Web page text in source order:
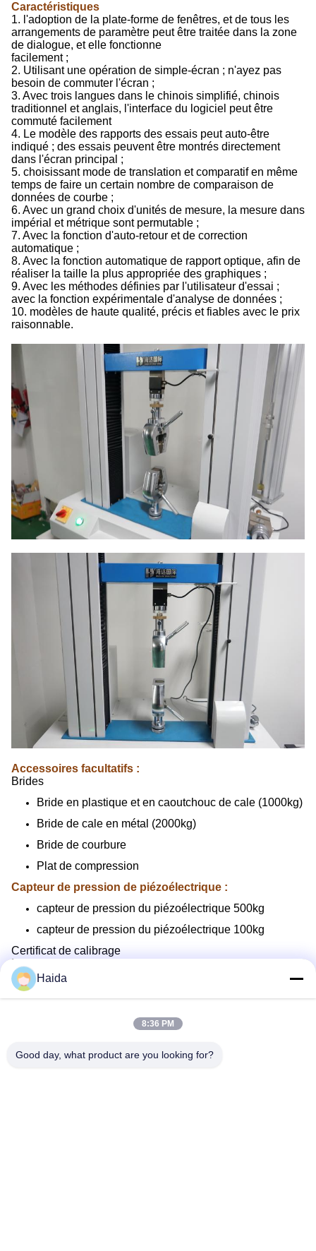
Caractéristiques
1. l'adoption de la plate-forme de fenêtres, et de tous les
arrangements de paramètre peut être traitée dans la zone
de dialogue, et elle fonctionne
facilement ;
2. Utilisant une opération de simple-écran ; n'ayez pas
besoin de commuter l'écran ;
3. Avec trois langues dans le chinois simplifié, chinois
traditionnel et anglais, l'interface du logiciel peut être
commuté facilement
4. Le modèle des rapports des essais peut auto-être
indiqué ; des essais peuvent être montrés directement
dans l'écran principal ;
5. choisissant mode de translation et comparatif en même
temps de faire un certain nombre de comparaison de
données de courbe ;
6. Avec un grand choix d'unités de mesure, la mesure dans
impérial et métrique sont permutable ;
7. Avec la fonction d'auto-retour et de correction
automatique ;
8. Avec la fonction automatique de rapport optique, afin de
réaliser la taille la plus appropriée des graphiques ;
9. Avec les méthodes définies par l'utilisateur d'essai ;
avec la fonction expérimentale d'analyse de données ;
10. modèles de haute qualité, précis et fiables avec le prix
raisonnable.
Accessoires facultatifs :
Brides
Bride en plastique et en caoutchouc de cale (1000kg)
Bride de cale en métal (2000kg)
Bride de courbure
Plat de compression
Capteur de pression de piézoélectrique :
capteur de pression du piézoélectrique 500kg
capteur de pression du piézoélectrique 100kg
Certificat de calibrage
Dispositif de calibrage
Haida
8:36 PM
Good day, what product are you looking for?